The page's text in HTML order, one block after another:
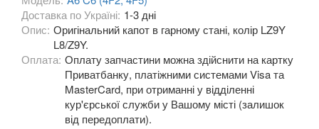
A5 II Sportback (F5A)
A6 C5 (4B)
A6 Allroad Quattro C5 (4BH)
A6 C6 (4F2, 4F5)
Доставка по Україні: 1-3 дні
Опис: Оригінальний капот в гарному стані, колір LZ9Y
L8/Z9Y.
Оплата: Оплату запчастини можна здійснити на картку
Приватбанку, платіжними системами Visa та
MasterCard, при отриманні у відділенні
кур'єрської служби у Вашому місті (залишок
від передоплати).